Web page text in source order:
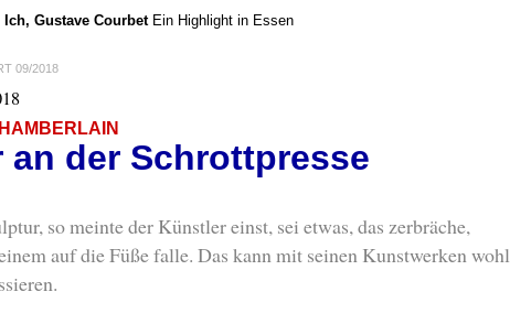
Ich, Gustave CourbetEin Highlight in Essen
09/2018
an der Schrottpresse
so meinte der Künstler einst, sei etwas, das zerbräche,
auf die Füße falle. Das kann mit seinen Kunstwerken wohl